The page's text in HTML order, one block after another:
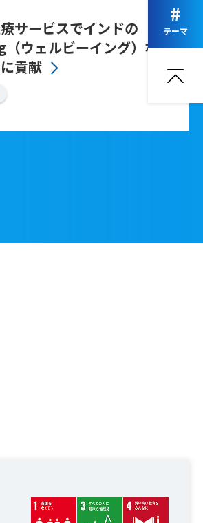
サービスでインドの
ウェルビーイング）な
貢献
#
テーマ